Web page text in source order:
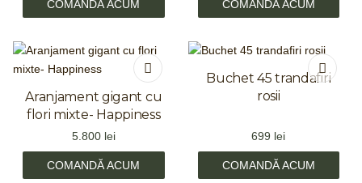
COMANDĂ ACUM COMANDĂ ACUM
Aranjament gigant cu
flori mixte- Happiness
5.800 lei
COMANDĂ ACUM
Buchet 45 trandafiri
rosii
699 lei
COMANDĂ ACUM